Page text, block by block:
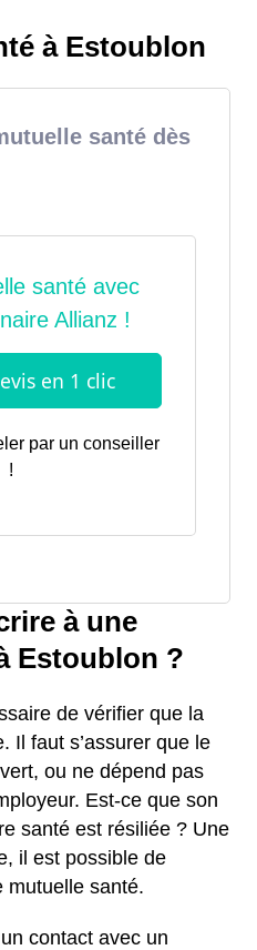
à Estoublon
santé dès
par un conseiller
!
à une
Estoublon ?
de vérifier que la
Il faut s’assurer que le
ou ne dépend pas
Est-ce que son
santé est résiliée ? Une
il est possible de
mutuelle santé.
contact avec un